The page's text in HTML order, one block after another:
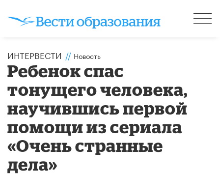
ИНТЕРВЕСТИ // Новость
Ребенок спас
тонущего человека,
научившись первой
помощи из сериала
«Очень странные
дела»